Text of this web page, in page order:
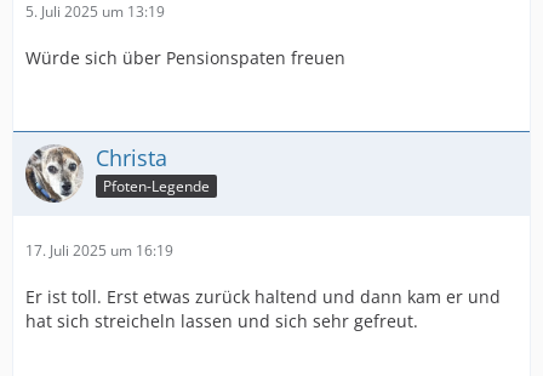
5. Juli 2025 um 13:19
Würde sich über Pensionspaten freuen
Christa
Pfoten-Legende
17. Juli 2025 um 16:19
Er ist toll. Erst etwas zurück haltend und dann kam er und
hat sich streicheln lassen und sich sehr gefreut.